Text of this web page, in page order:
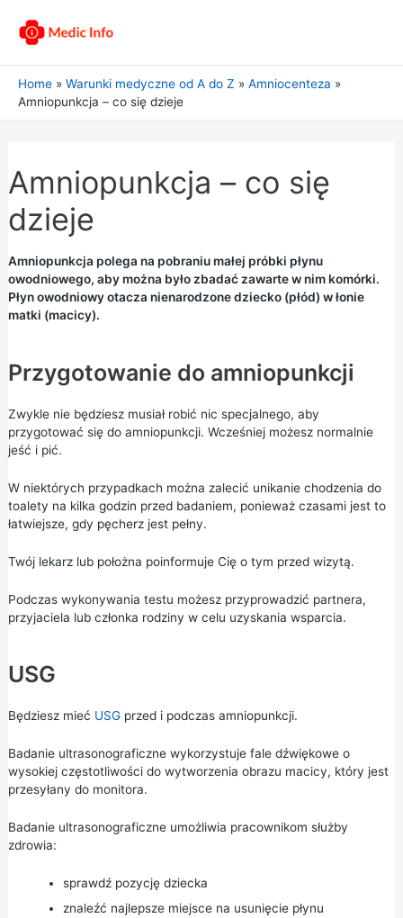
Home Warunki medyczne od A do Z
Amniocenteza
Amniopunkcja – co się dzieje
Amniopunkcja – co się
dzieje
Amniopunkcja polega na pobraniu małej próbki płynu
owodniowego, aby można było zbadać zawarte w nim komórki.
Płyn owodniowy otacza nienarodzone dziecko (płód) w łonie
matki (macicy).
Przygotowanie do amniopunkcji
Zwykle nie będziesz musiał robić nic specjalnego, aby
przygotować się do amniopunkcji. Wcześniej możesz normalnie
jeść i pić.
W niektórych przypadkach można zalecić unikanie chodzenia do
toalety na kilka godzin przed badaniem, ponieważ czasami jest to
łatwiejsze, gdy pęcherz jest pełny.
Twój lekarz lub położna poinformuje Cię o tym przed wizytą.
Podczas wykonywania testu możesz przyprowadzić partnera,
przyjaciela lub członka rodziny w celu uzyskania wsparcia.
USG
Będziesz mieć USGprzed i podczas amniopunkcji.
Badanie ultrasonograficzne wykorzystuje fale dźwiękowe o
wysokiej częstotliwości do wytworzenia obrazu macicy, który jest
przesyłany do monitora.
Badanie ultrasonograficzne umożliwia pracownikom służby
zdrowia:
sprawdź pozycję dziecka
znaleźć najlepsze miejsce na usunięcie płynu